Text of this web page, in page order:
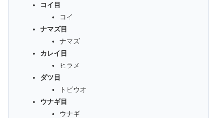
コイ目
コイ
ナマズ目
ナマズ
カレイ目
ヒラメ
ダツ目
トビウオ
ウナギ目
ウナギ